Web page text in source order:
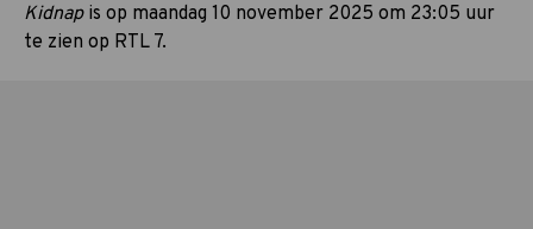
Kidnapis op maandag 10 november 2025 om 23:05 uur
te zien op RTL 7.